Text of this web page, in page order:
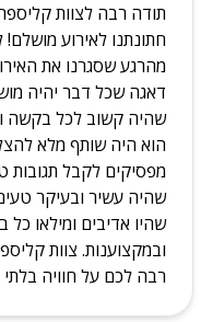
תודה רבה לצוות
חתונתנו לאירוע מושלם!
מהרגע שסגרנו את
דאגה שכל דבר יהיה
שהיה קשוב לכל בקשה
הוא היה שותף מלא
מפסיקים לקבל תגובות
שהיה עשיר ובעיקר
שהיו אדיבים ומילאו
ובמקצוענות. צוות
רבה לכם על חוויה